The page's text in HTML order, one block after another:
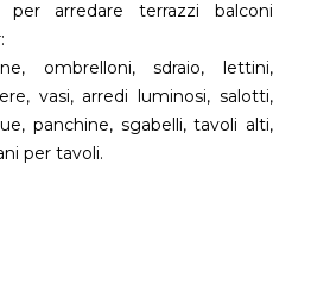
arredare terrazzi balconi
ombrelloni, sdraio, lettini,
vasi, arredi luminosi, salotti,
panchine, sgabelli, tavoli alti,
per tavoli.